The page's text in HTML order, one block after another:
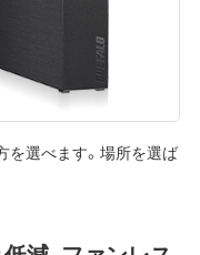
を選べます。場所を選ば